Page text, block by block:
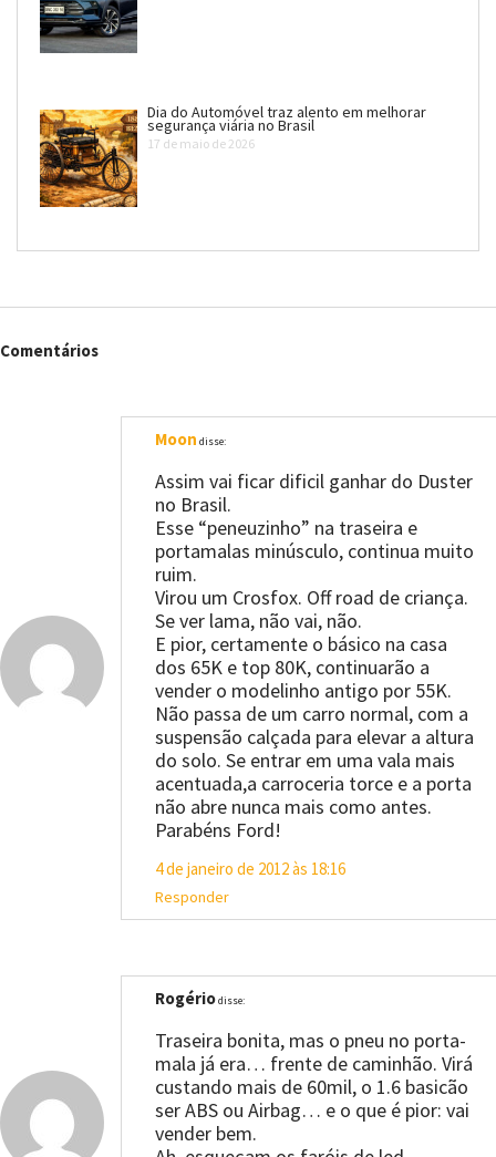
Dia do Automóvel traz alento em melhorar
segurança viária no Brasil
17 de maio de 2026
Comentários
Moon disse:
Assim vai ficar dificil ganhar do Duster
no Brasil.
Esse “peneuzinho” na traseira e
portamalas minúsculo, continua muito
ruim.
Virou um Crosfox. Off road de criança.
Se ver lama, não vai, não.
E pior, certamente o básico na casa
dos 65K e top 80K, continuarão a
vender o modelinho antigo por 55K.
Não passa de um carro normal, com a
suspensão calçada para elevar a altura
do solo. Se entrar em uma vala mais
acentuada,a carroceria torce e a porta
não abre nunca mais como antes.
Parabéns Ford!
4 de janeiro de 2012 às 18:16
Responder
Rogériodisse:
Traseira bonita, mas o pneu no porta-
mala já era… frente de caminhão. Virá
custando mais de 60mil, o 1.6 basicão
ser ABS ou Airbag… e o que é pior: vai
vender bem.